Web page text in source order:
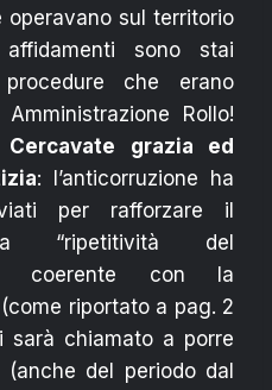
sul territorio
sono stai
che erano
Rollo!
Cercavate grazia ed
: l’anticorruzione ha
per rafforzare il
“ripetitività del
coerente con la
riportato a pag. 2
sarà chiamato a porre
del periodo dal